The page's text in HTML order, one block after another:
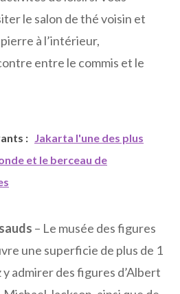
le salon de thé voisin et
à l’intérieur,
entre le commis et le
: Jakarta l'une des plus
et le berceau de
– Le musée des figures
une superficie de plus de 1
admirer des figures d’Albert